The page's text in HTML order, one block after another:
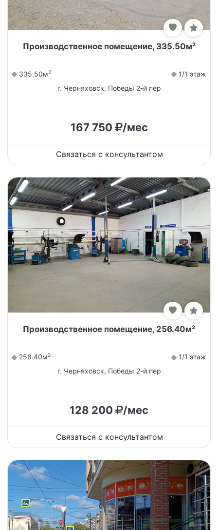
Производственное помещение, 335.50м²
335.50м2
1/1 этаж
г. Черняховск, Победы 2-й пер
167 750 /мес
Связаться с консультантом
Производственное помещение, 256.40м²
256.40м2
1/1 этаж
г. Черняховск, Победы 2-й пер
128 200 /мес
Связаться с консультантом